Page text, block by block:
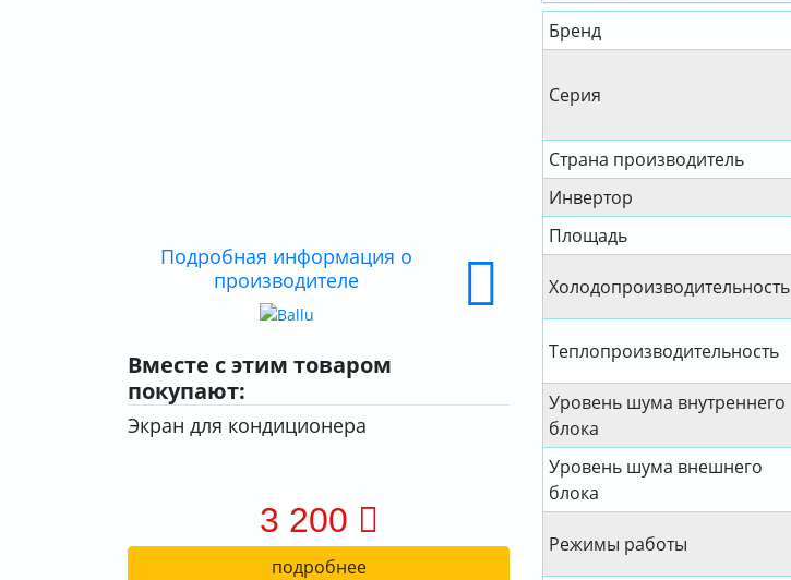
Подробная информация о
производителе
Вместе с этим товаром
покупают:
Экран для кондиционера
3 200
подробнее
Бренд
Серия
Страна производитель
Инвертор
Площадь
Холодопроизводительность
Теплопроизводительность
Уровень шума внутреннего
блока
Уровень шума внешнего
блока
Режимы работы